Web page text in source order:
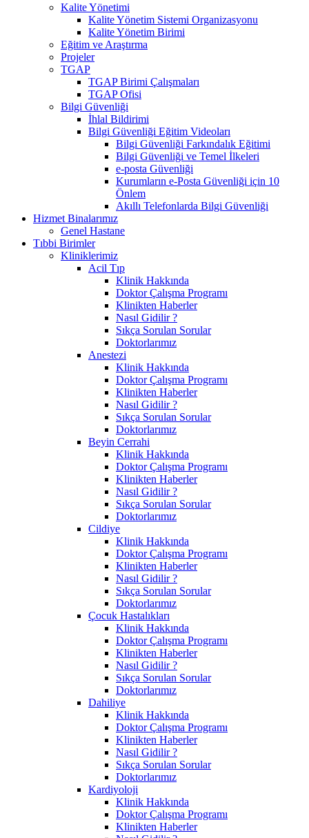
Kalite Yönetimi
Kalite Yönetim Sistemi Organizasyonu
Kalite Yönetim Birimi
Eğitim ve Araştırma
Projeler
TGAP
TGAP Birimi Çalışmaları
TGAP Ofisi
Bilgi Güvenliği
İhlal Bildirimi
Bilgi Güvenliği Eğitim Videoları
Bilgi Güvenliği Farkındalık Eğitimi
Bilgi Güvenliği ve Temel İlkeleri
e-posta Güvenliği
Kurumların e-Posta Güvenliği için 10
Önlem
Akıllı Telefonlarda Bilgi Güvenliği
Hizmet Binalarımız
Genel Hastane
Tıbbi Birimler
Kliniklerimiz
Acil Tıp
Klinik Hakkında
Doktor Çalışma Programı
Klinikten Haberler
Nasıl Gidilir ?
Sıkça Sorulan Sorular
Doktorlarımız
Anestezi
Klinik Hakkında
Doktor Çalışma Programı
Klinikten Haberler
Nasıl Gidilir ?
Sıkça Sorulan Sorular
Doktorlarımız
Beyin Cerrahi
Klinik Hakkında
Doktor Çalışma Programı
Klinikten Haberler
Nasıl Gidilir ?
Sıkça Sorulan Sorular
Doktorlarımız
Cildiye
Klinik Hakkında
Doktor Çalışma Programı
Klinikten Haberler
Nasıl Gidilir ?
Sıkça Sorulan Sorular
Doktorlarımız
Çocuk Hastalıkları
Klinik Hakkında
Doktor Çalışma Programı
Klinikten Haberler
Nasıl Gidilir ?
Sıkça Sorulan Sorular
Doktorlarımız
Dahiliye
Klinik Hakkında
Doktor Çalışma Programı
Klinikten Haberler
Nasıl Gidilir ?
Sıkça Sorulan Sorular
Doktorlarımız
Kardiyoloji
Klinik Hakkında
Doktor Çalışma Programı
Klinikten Haberler